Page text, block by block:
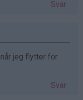
Svar
jeg flytter for
Svar